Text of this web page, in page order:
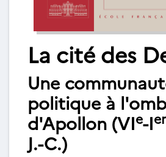
La cité des
Une
politique à
d'Apollon (VIe-Ier
J.-C.)